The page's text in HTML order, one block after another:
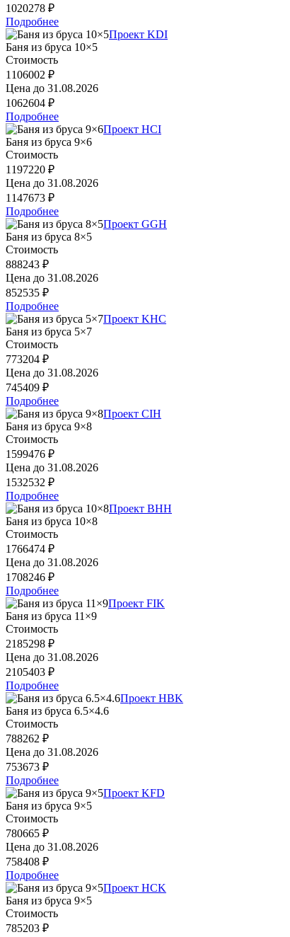
1020278 ₽
Подробнее
Проект KDI
Баня из бруса 10×5
Стоимость
1106002 ₽
Цена до 31.08.2026
1062604 ₽
Подробнее
Проект HCI
Баня из бруса 9×6
Стоимость
1197220 ₽
Цена до 31.08.2026
1147673 ₽
Подробнее
Проект GGH
Баня из бруса 8×5
Стоимость
888243 ₽
Цена до 31.08.2026
852535 ₽
Подробнее
Проект KHC
Баня из бруса 5×7
Стоимость
773204 ₽
Цена до 31.08.2026
745409 ₽
Подробнее
Проект CIH
Баня из бруса 9×8
Стоимость
1599476 ₽
Цена до 31.08.2026
1532532 ₽
Подробнее
Проект BHH
Баня из бруса 10×8
Стоимость
1766474 ₽
Цена до 31.08.2026
1708246 ₽
Подробнее
Проект FIK
Баня из бруса 11×9
Стоимость
2185298 ₽
Цена до 31.08.2026
2105403 ₽
Подробнее
Проект HBK
Баня из бруса 6.5×4.6
Стоимость
788262 ₽
Цена до 31.08.2026
753673 ₽
Подробнее
Проект KFD
Баня из бруса 9×5
Стоимость
780665 ₽
Цена до 31.08.2026
758408 ₽
Подробнее
Проект HCK
Баня из бруса 9×5
Стоимость
785203 ₽